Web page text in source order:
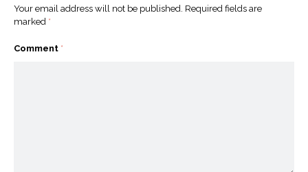
Your email address will not be published. Required fields are
marked *
Comment *